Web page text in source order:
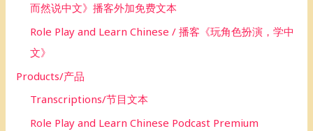
而然说中文》播客外加免费文本
Role Play and Learn Chinese / 播客《玩角色扮演，学中
文》
Products/产品
Transcriptions/节目文本
Role Play and Learn Chinese Podcast Premium